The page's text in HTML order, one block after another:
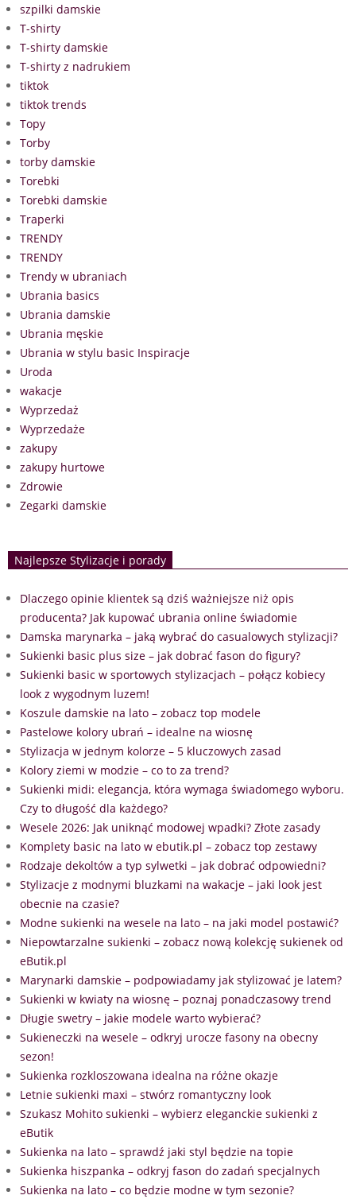
szpilki damskie
T-shirty
T-shirty damskie
T-shirty z nadrukiem
tiktok
tiktok trends
Topy
Torby
torby damskie
Torebki
Torebki damskie
Traperki
TRENDY
TRENDY
Trendy w ubraniach
Ubrania basics
Ubrania damskie
Ubrania męskie
Ubrania w stylu basic Inspiracje
Uroda
wakacje
Wyprzedaż
Wyprzedaże
zakupy
zakupy hurtowe
Zdrowie
Zegarki damskie
Najlepsze Stylizacje i porady
Dlaczego opinie klientek są dziś ważniejsze niż opis
producenta? Jak kupować ubrania online świadomie
Damska marynarka – jaką wybrać do casualowych stylizacji?
Sukienki basic plus size – jak dobrać fason do figury?
Sukienki basic w sportowych stylizacjach – połącz kobiecy
look z wygodnym luzem!
Koszule damskie na lato – zobacz top modele
Pastelowe kolory ubrań – idealne na wiosnę
Stylizacja w jednym kolorze – 5 kluczowych zasad
Kolory ziemi w modzie – co to za trend?
Sukienki midi: elegancja, która wymaga świadomego wyboru.
Czy to długość dla każdego?
Wesele 2026: Jak uniknąć modowej wpadki? Złote zasady
Komplety basic na lato w ebutik.pl – zobacz top zestawy
Rodzaje dekoltów a typ sylwetki – jak dobrać odpowiedni?
Stylizacje z modnymi bluzkami na wakacje – jaki look jest
obecnie na czasie?
Modne sukienki na wesele na lato – na jaki model postawić?
Niepowtarzalne sukienki – zobacz nową kolekcję sukienek od
eButik.pl
Marynarki damskie – podpowiadamy jak stylizować je latem?
Sukienki w kwiaty na wiosnę – poznaj ponadczasowy trend
Długie swetry – jakie modele warto wybierać?
Sukieneczki na wesele – odkryj urocze fasony na obecny
sezon!
Sukienka rozkloszowana idealna na różne okazje
Letnie sukienki maxi – stwórz romantyczny look
Szukasz Mohito sukienki – wybierz eleganckie sukienki z
eButik
Sukienka na lato – sprawdź jaki styl będzie na topie
Sukienka hiszpanka – odkryj fason do zadań specjalnych
Sukienka na lato – co będzie modne w tym sezonie?